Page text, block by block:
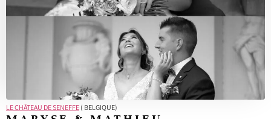
LE CHÂTEAU DE SENEFFE ( BELGIQUE)